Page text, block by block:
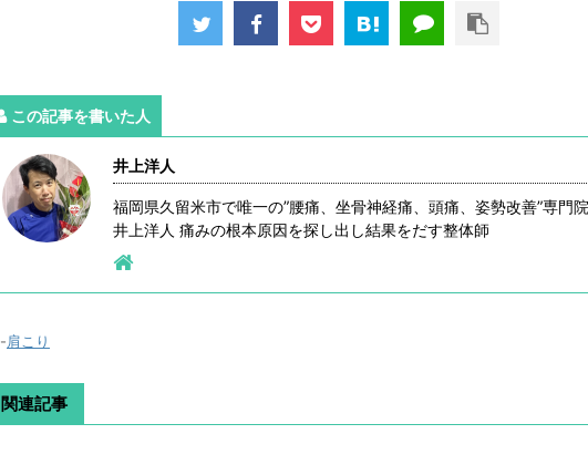
この記事を書いた人
井上洋人
福岡県久留米市で唯一の”腰痛、坐骨神経痛、頭痛、姿勢改善”専門
井上洋人 痛みの根本原因を探し出し結果をだす整体師
-肩こり
関連記事